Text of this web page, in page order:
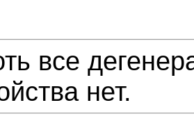
все
нет.